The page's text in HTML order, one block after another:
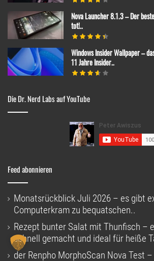
Nova Launcher 8.1.3 – Der
tot!..
Windows Insider Wallpaper –
11 Jahre Insider..
Die Dr. Nerd Labs auf YouTube
Feed abonnieren
Monatsrückblick Juli 2026 – es gibt
Computerkram zu bequatschen..
Rezept bunter Salat mit Thunfisch –
schnell gemacht und ideal für heiße
der Renpho MorphoScan Nova Test